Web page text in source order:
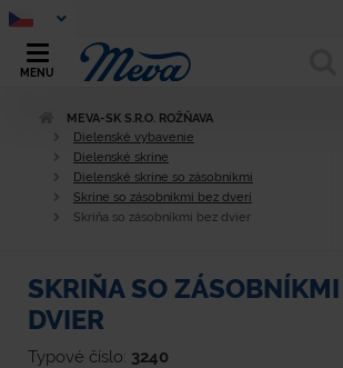
MENU
MEVA-SK S.R.O. ROŽŇAVA
Dielenské vybavenie
Dielenské skrine
Dielenské skrine so zásobníkmi
Skrine so zásobníkmi bez dverí
Skriňa so zásobníkmi bez dvier
SKRIŇA SO
DVIER
Typové číslo: 3240